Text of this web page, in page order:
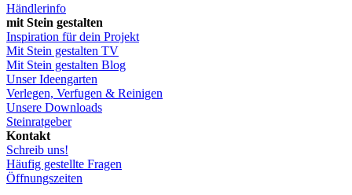
Händlerinfo
mit Stein gestalten
Inspiration für dein Projekt
Mit Stein gestalten TV
Mit Stein gestalten Blog
Unser Ideengarten
Verlegen, Verfugen & Reinigen
Unsere Downloads
Steinratgeber
Kontakt
Schreib uns!
Häufig gestellte Fragen
Öffnungszeiten